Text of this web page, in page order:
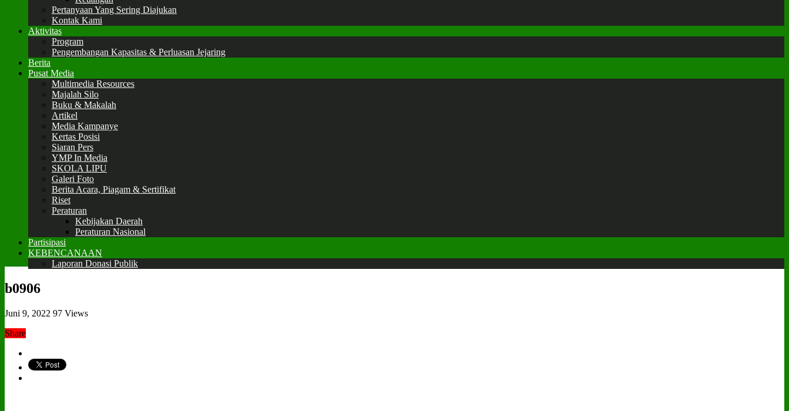
Pertanyaan Yang Sering Diajukan
Kontak Kami
Aktivitas
Program
Pengembangan Kapasitas & Perluasan Jejaring
Berita
Pusat Media
Multimedia Resources
Majalah Silo
Buku & Makalah
Artikel
Media Kampanye
Kertas Posisi
Siaran Pers
YMP In Media
SKOLA LIPU
Galeri Foto
Berita Acara, Piagam & Sertifikat
Riset
Peraturan
Kebijakan Daerah
Peraturan Nasional
Partisipasi
KEBENCANAAN
Laporan Donasi Publik
b0906
Juni 9, 2022 97 Views
Share